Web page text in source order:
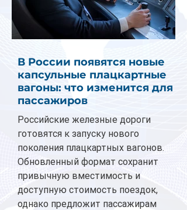
В России появятся новые
капсульные плацкартные
вагоны: что изменится для
пассажиров
Российские железные дороги
готовятся к запуску нового
поколения плацкартных вагонов.
Обновленный формат сохранит
привычную вместимость и
доступную стоимость поездок,
однако предложит пассажирам